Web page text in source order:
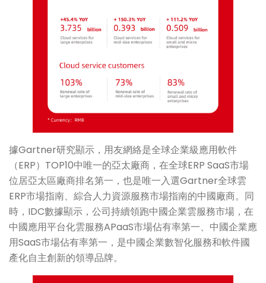
據Gartner研究顯示，用友網絡是全球企業級應用軟件
（ERP）TOP10中唯一的亞太廠商，在全球ERP SaaS市場
位居亞太區廠商排名第一，也是唯一入選Gartner全球雲
ERP市場指南、綜合人力資源服務市場指南的中國廠商。同
時，IDC數據顯示，公司持續領跑中國企業雲服務市場，在
中國應用平台化雲服務APaaS市場佔有率第一、中國企業應
用SaaS市場佔有率第一，是中國企業數智化服務和軟件國
產化自主創新的領導品牌。